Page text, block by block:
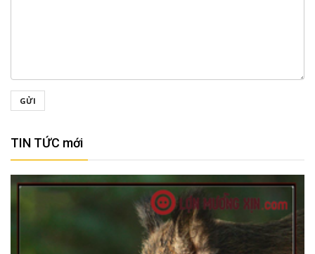
GỬI
TIN TỨC mới